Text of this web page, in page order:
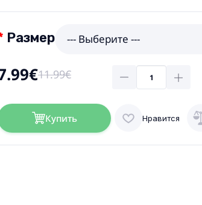
Размер --- Выберите ---
11.99€
Купить Нравится